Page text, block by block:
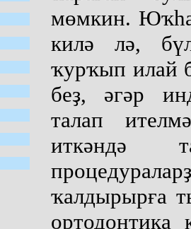
мөмкин.
килә лә,
ҡурҡып илай
беҙ, әгәр
талап
иткәндә
ҡалдырырға
ортодонтика